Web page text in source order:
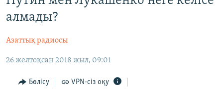
main
content
to
Navigation
САЯСАТ
ҚАҢТАР ОҚИҒАСЫ
АДАМ ҚҰҚЫҚТАРЫ
ӘЛЕУМЕТ
алмады?
Азаттық радиосы
26 желтоқсан 2018 жыл, 09:01
Бөлісу VPN-сіз оқу